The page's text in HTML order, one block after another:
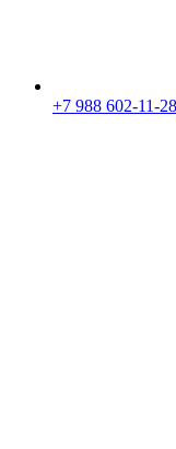
+7 988 602-11-28